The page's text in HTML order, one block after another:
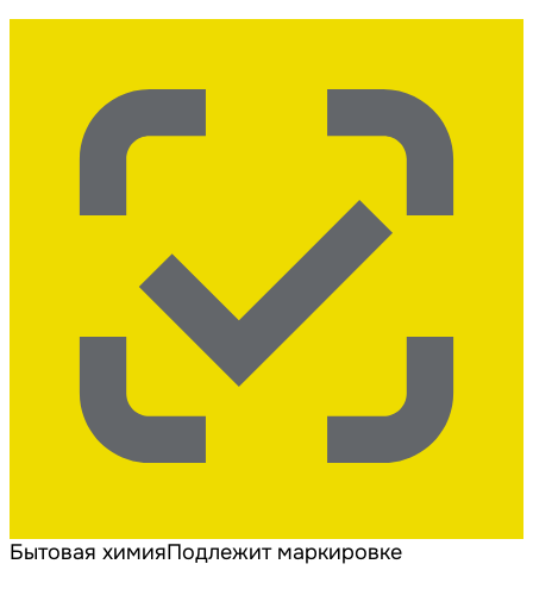
Бытовая химияПодлежит маркировке